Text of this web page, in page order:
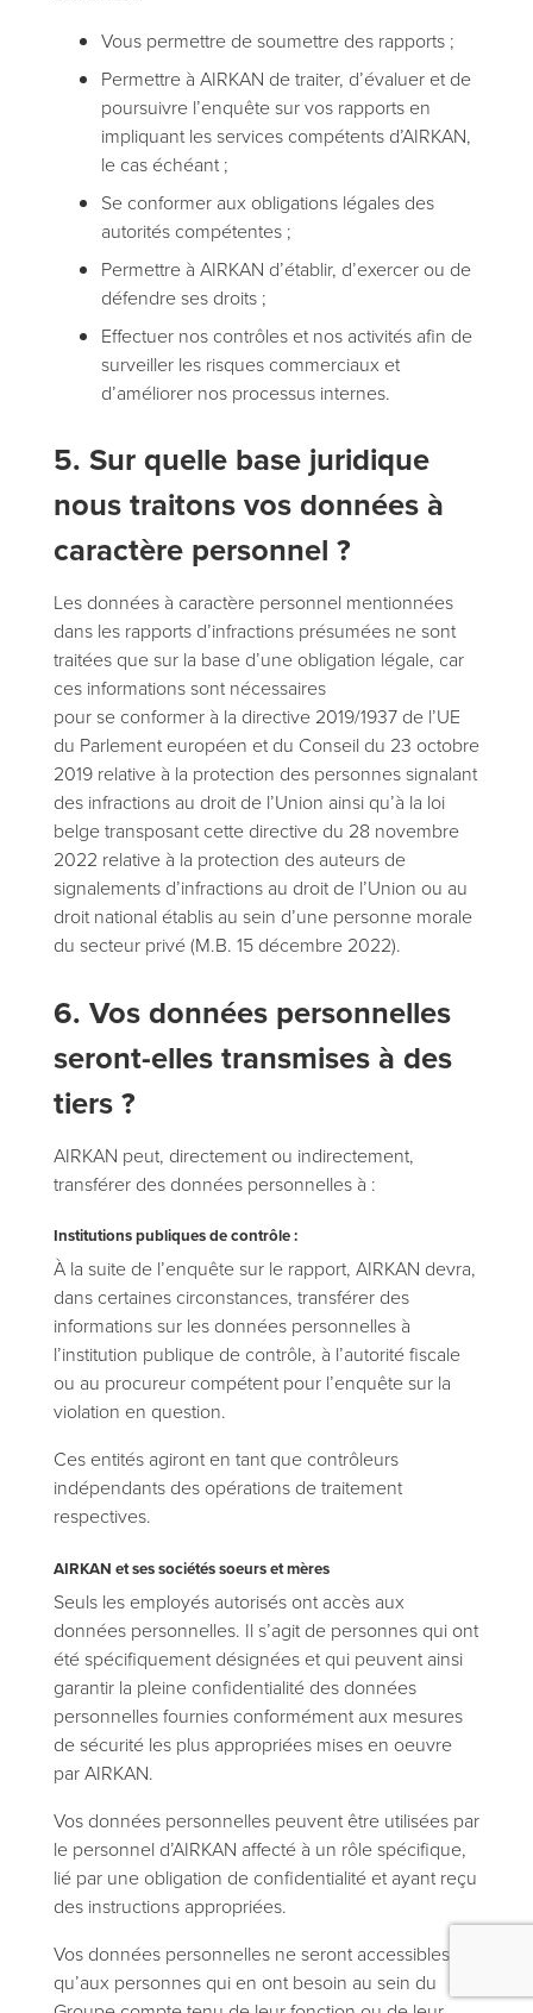
Vous permettre de soumettre des rapports ;
Permettre à AIRKAN de traiter, d’évaluer et de
poursuivre l’enquête sur vos rapports en
impliquant les services compétents d’AIRKAN,
le cas échéant ;
Se conformer aux obligations légales des
autorités compétentes ;
Permettre à AIRKAN d’établir, d’exercer ou de
défendre ses droits ;
Effectuer nos contrôles et nos activités afin de
surveiller les risques commerciaux et
d’améliorer nos processus internes.
5. Sur quelle base juridique
nous traitons vos données à
caractère personnel ?
Les données à caractère personnel mentionnées
dans les rapports d’infractions présumées ne sont
traitées que sur la base d’une obligation légale, car
ces informations sont nécessaires
pour se conformer à la directive 2019/1937 de l’UE
du Parlement européen et du Conseil du 23 octobre
2019 relative à la protection des personnes signalant
des infractions au droit de l’Union ainsi qu’à la loi
belge transposant cette directive du 28 novembre
2022 relative à la protection des auteurs de
signalements d’infractions au droit de l’Union ou au
droit national établis au sein d’une personne morale
du secteur privé (M.B. 15 décembre 2022).
6. Vos données personnelles
seront-elles transmises à des
tiers ?
AIRKAN peut, directement ou indirectement,
transférer des données personnelles à :
Institutions publiques de contrôle :
À la suite de l’enquête sur le rapport, AIRKAN devra,
dans certaines circonstances, transférer des
informations sur les données personnelles à
l’institution publique de contrôle, à l’autorité fiscale
ou au procureur compétent pour l’enquête sur la
violation en question.
Ces entités agiront en tant que contrôleurs
indépendants des opérations de traitement
respectives.
AIRKAN et ses sociétés soeurs et mères
Seuls les employés autorisés ont accès aux
données personnelles. Il s’agit de personnes qui ont
été spécifiquement désignées et qui peuvent ainsi
garantir la pleine confidentialité des données
personnelles fournies conformément aux mesures
de sécurité les plus appropriées mises en oeuvre
par AIRKAN.
Vos données personnelles peuvent être utilisées par
le personnel d’AIRKAN affecté à un rôle spécifique,
lié par une obligation de confidentialité et ayant reçu
des instructions appropriées.
Vos données personnelles ne seront accessibles
qu’aux personnes qui en ont besoin au sein du